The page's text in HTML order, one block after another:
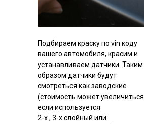
Подбираем краску по vin коду
вашего автомобиля, красим и
устанавливаем датчики. Таким
образом датчики будут
смотреться как заводские.
(стоимость может увеличиться
если используется
2-х , 3-х слойный или